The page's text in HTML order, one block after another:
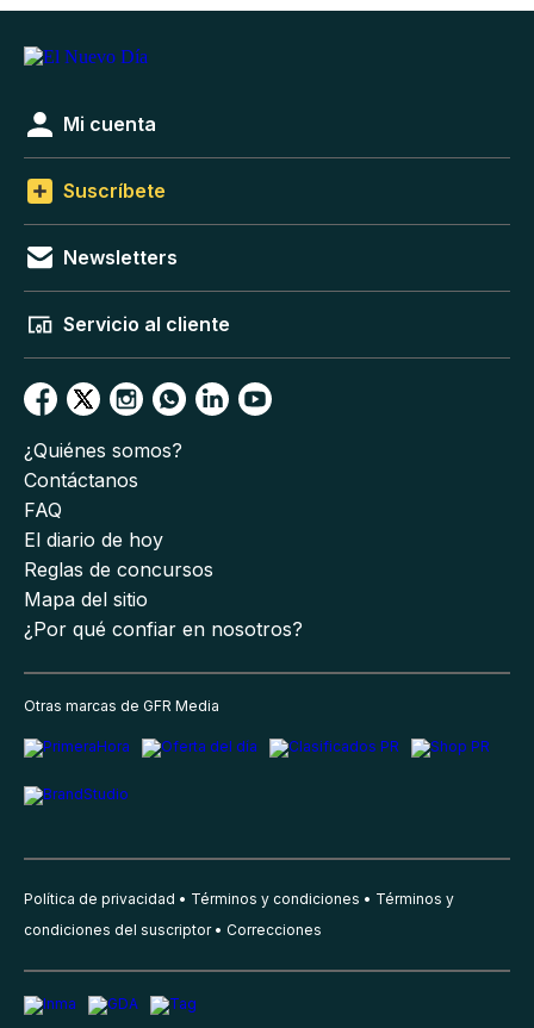
Mi cuenta
Suscríbete
Newsletters
Servicio al cliente
¿Quiénes somos?
Contáctanos
FAQ
El diario de hoy
Reglas de concursos
Mapa del sitio
¿Por qué confiar en nosotros?
Otras marcas de GFR Media
Política de privacidad Términos y condiciones
Términos y
condiciones del suscriptor
Correcciones